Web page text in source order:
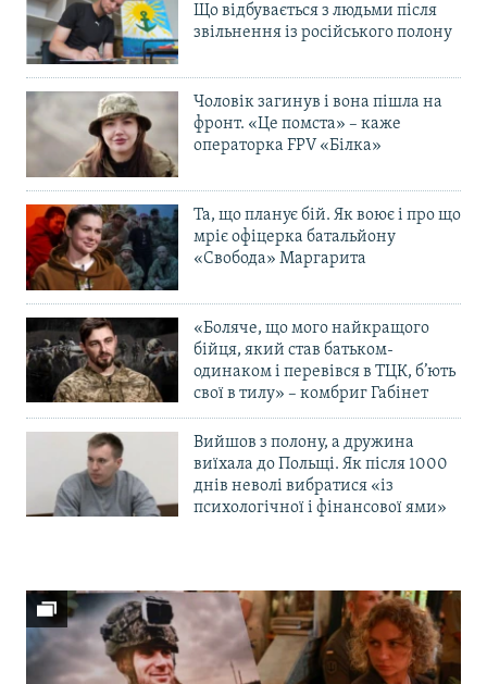
Що відбувається з людьми після
звільнення із російського полону
Чоловік загинув і вона пішла на
фронт. «Це помста» – каже
операторка FPV «Білка»
Та, що планує бій. Як воює і про що
мріє офіцерка батальйону
«Свобода» Маргарита
«Боляче, що мого найкращого
бійця, який став батьком-
одинаком і перевівся в ТЦК, б’ють
свої в тилу» – комбриг Габінет
Вийшов з полону, а дружина
виїхала до Польщі. Як після 1000
днів неволі вибратися «із
психологічної і фінансової ями»